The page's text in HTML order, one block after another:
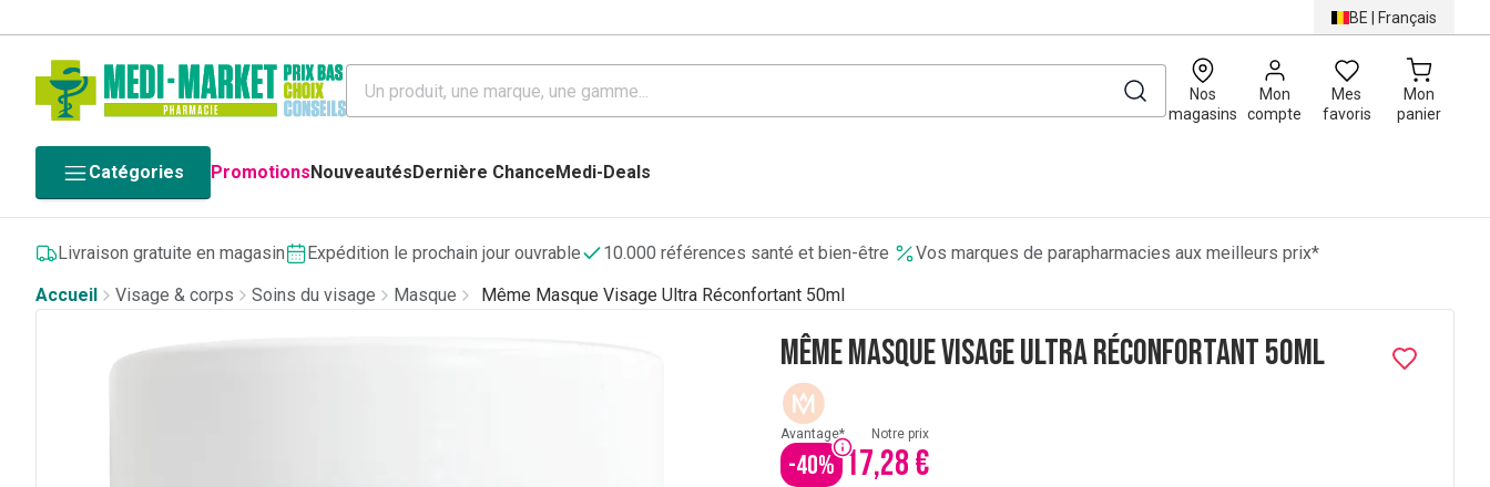
BE | Français
Nos
magasins
Mon
compte
Mes
favoris
Mon
panier
0
Catégories PromotionsNouveautésDernière ChanceMedi-Deals
Livraison gratuite en magasin Expédition le prochain jour ouvrable 10.000 références santé et bien-être
Vos marques de parapharmacies aux meilleurs prix*
Accueil
Visage & corps Soins du visage Masque Même Masque Visage Ultra Réconfortant 50ml
Même Masque Visage Ultra Réconfortant 50ml
Avantage*
-40%
Notre prix
17,28 €